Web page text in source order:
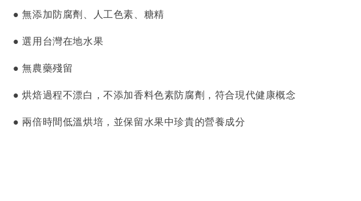
● 無添加防腐劑、人工色素、糖精
● 選用台灣在地水果
● 無農藥殘留
● 烘焙過程不漂白，不添加香料色素防腐劑，符合現代健康概念
● 兩倍時間低溫烘培，並保留水果中珍貴的營養成分